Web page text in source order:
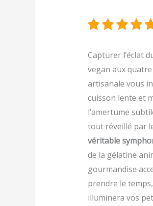
Capturer l’éclat
vegan aux
artisanale vous
cuisson lente et
l’amertume
tout réveillé par
véritable
de la gélatine
gourmandise
prendre le
illuminera vos